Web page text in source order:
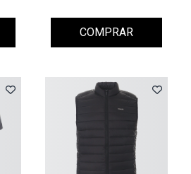
COMPRAR